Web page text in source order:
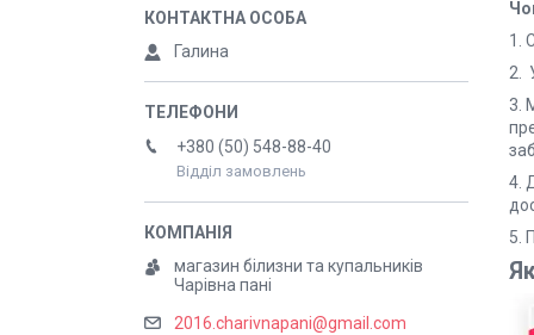
1.
2.
3.
4.
5.
Галина
+380 (50) 548-88-40
Відділ замовлень
магазин білизни та купальників
Чарівна пані
2016.charivnapani@gmail.com